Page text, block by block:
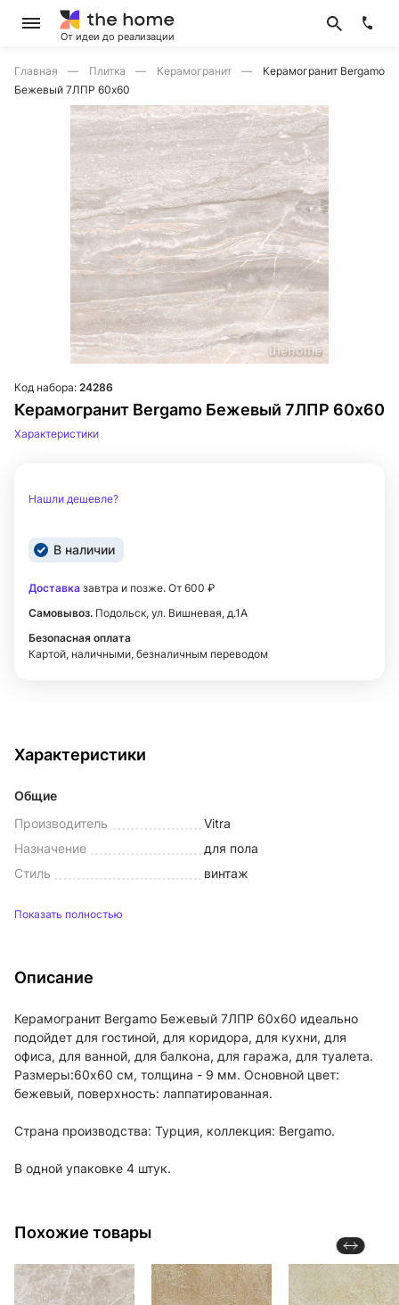
От идеи до реализации
Главная Плитка Керамогранит
Керамогранит Bergamo
Бежевый 7ЛПР 60х60
Керамогранит Bergamo Бежевый 7ЛПР 60х60
Код набора: 24286
Характеристики
Нашли дешевле?
В наличии
Доставка завтра и позже. От 600 ₽
Самовывоз. Подольск, ул. Вишневая, д.1А
Безопасная оплата
Картой, наличными, безналичным переводом
Характеристики
Общие
Производитель
Vitra
Назначение
для пола
Стиль
винтаж
Показать полностью
Описание
Керамогранит Bergamo Бежевый 7ЛПР 60х60 идеально
подойдет для гостиной, для коридора, для кухни, для
офиса, для ванной, для балкона, для гаража, для туалета.
Размеры:60x60 см, толщина - 9 мм. Основной цвет:
бежевый, поверхность: лаппатированная.
Страна производства: Турция, коллекция: Bergamo.
В одной упаковке 4 штук.
Похожие товары